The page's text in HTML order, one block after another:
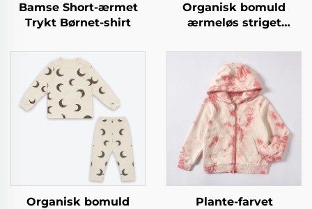
Bamse Short-ærmet
Trykt Børnet-shirt
Organisk bomuld
ærmeløs striget
Organisk bomuld
Plante-farvet